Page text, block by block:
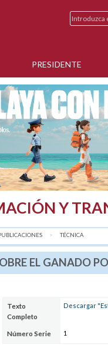
PRESIDENTE
Y
AQUÍ:
TÉCNICA
EL GANADO
Texto
Completo
Descargar
Número Serie 1